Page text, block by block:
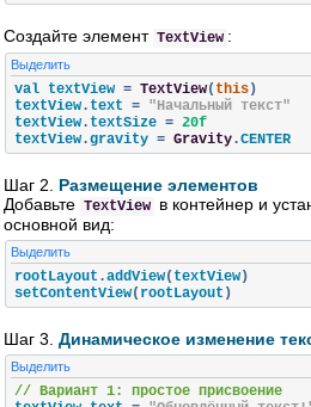
Создайте элемент TextView :
Выделить
val textView = TextView( this)
textView. text = "Начальный текст"
textView. textSize = 20f
textView.gravity = Gravity.CENTER
Шаг 2. Размещение элементов
Добавьте TextView в контейнер и
основной вид:
Выделить
rootLayout .addView( textView)
setContentView( rootLayout )
Шаг 3. Динамическое изменение
Выделить
// Вариант 1: простое присвоение